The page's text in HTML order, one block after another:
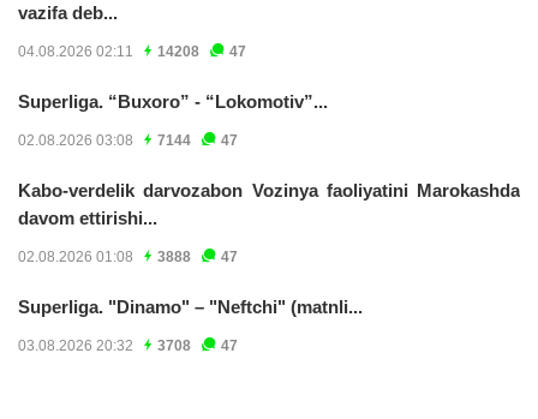
vazifa deb...
04.08.2026 02:11 14208 47
Superliga. “Buxoro” - “Lokomotiv”...
02.08.2026 03:08 7144 47
Kabo-verdelik darvozabon Vozinya faoliyatini Marokashda
davom ettirishi...
02.08.2026 01:08 3888 47
Superliga. "Dinamo" – "Neftchi" (matnli...
03.08.2026 20:32 3708 47